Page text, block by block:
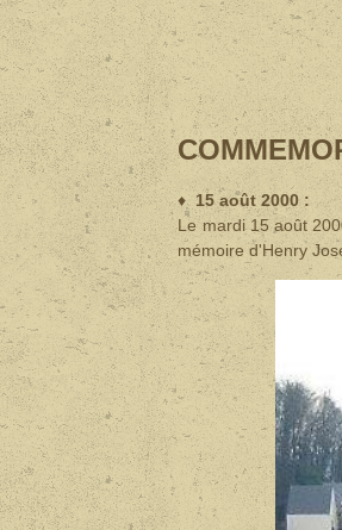
♦ 15 août 2000 :
Le mardi 15 août
mémoire d'Henry